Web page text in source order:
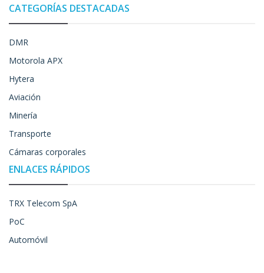
CATEGORÍAS DESTACADAS
DMR
Motorola APX
Hytera
Aviación
Minería
Transporte
Cámaras corporales
ENLACES RÁPIDOS
TRX Telecom SpA
PoC
Automóvil